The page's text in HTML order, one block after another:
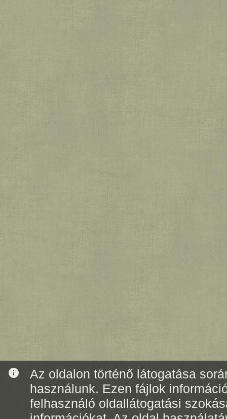
info
Az oldalon történő látogatása
használunk. Ezen fájlok
felhasználó oldallátogatási